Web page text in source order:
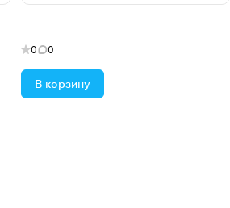
0 0
В корзину